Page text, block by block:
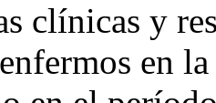
clínicas y
en